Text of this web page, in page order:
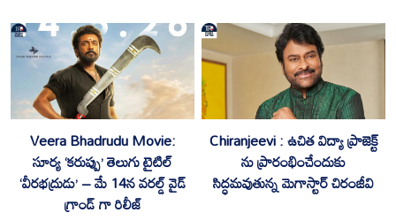
Veera Bhadrudu Movie:
సూర్య ‘కరుప్పు’ తెలుగు టైటిల్
‘వీరభద్రుడు’ – మే 14న వరల్డ్ వైడ్
గ్రాండ్ గా రిలీజ్
Chiranjeevi : ఉచిత విద్యా ప్రాజెక్ట్
ను ప్రారంభించేందుకు
సిద్ధమవుతున్న మెగాస్టార్ చిరంజీవి